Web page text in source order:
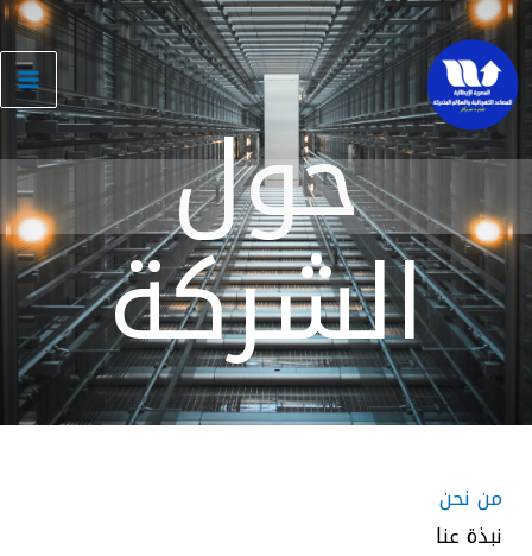
تخطي
إلى
المحتوى
حول
الشركة
من نحن
نبذة عنا